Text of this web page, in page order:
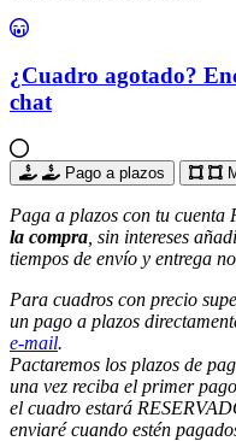
¿Cuadro agotado?
chat
Pago a plazos
Paga a plazos con tu cuenta
la compra , sin intereses
tiempos de envío y entrega
Para cuadros con precio
un pago a plazos
e-mail.
Pactaremos los plazos de
una vez reciba el primer
el cuadro estará
enviaré cuando estén